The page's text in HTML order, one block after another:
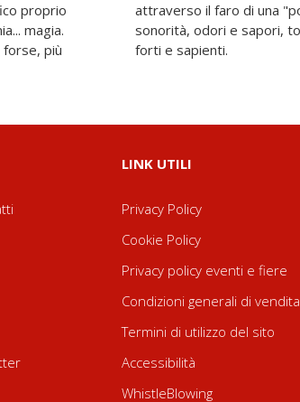
proprio
magia.
più
immagini,
anche
forti e sapienti.
LINK UTILI
Privacy Policy
Cookie Policy
Privacy policy eventi e fiere
Condizioni generali di vendita
Termini di utilizzo del sito
Accessibilità
WhistleBlowing